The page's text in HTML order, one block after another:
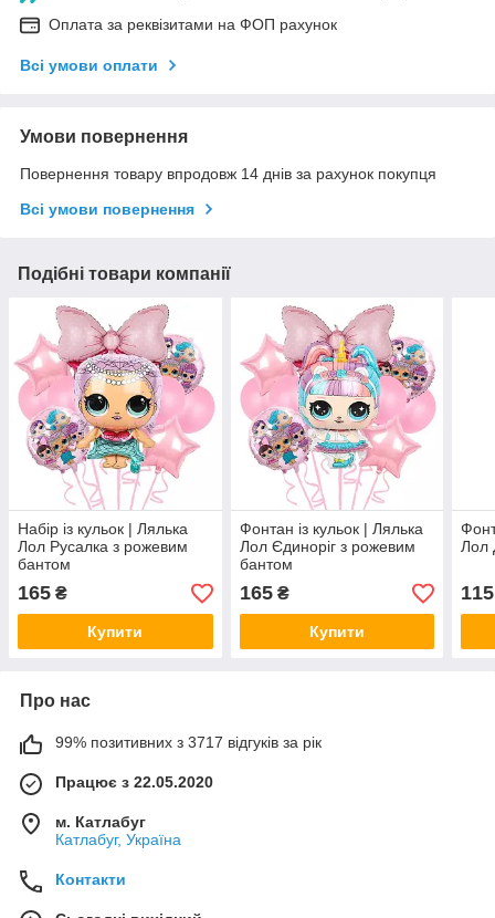
Оплата за реквізитами на ФОП рахунок
Всі умови оплати
Умови повернення
Повернення товару впродовж 14 днів за рахунок покупця
Всі умови повернення
Подібні товари компанії
Набір із кульок | Лялька
Лол Русалка з рожевим
бантом
165 ₴
Купити
Фонтан із кульок | Лялька
Лол Єдиноріг з рожевим
бантом
165₴
Купити
Лол
115
Про нас
99% позитивних з 3717 відгуків за рік
Працює з 22.05.2020
м. Катлабуг
Катлабуг, Україна
Контакти